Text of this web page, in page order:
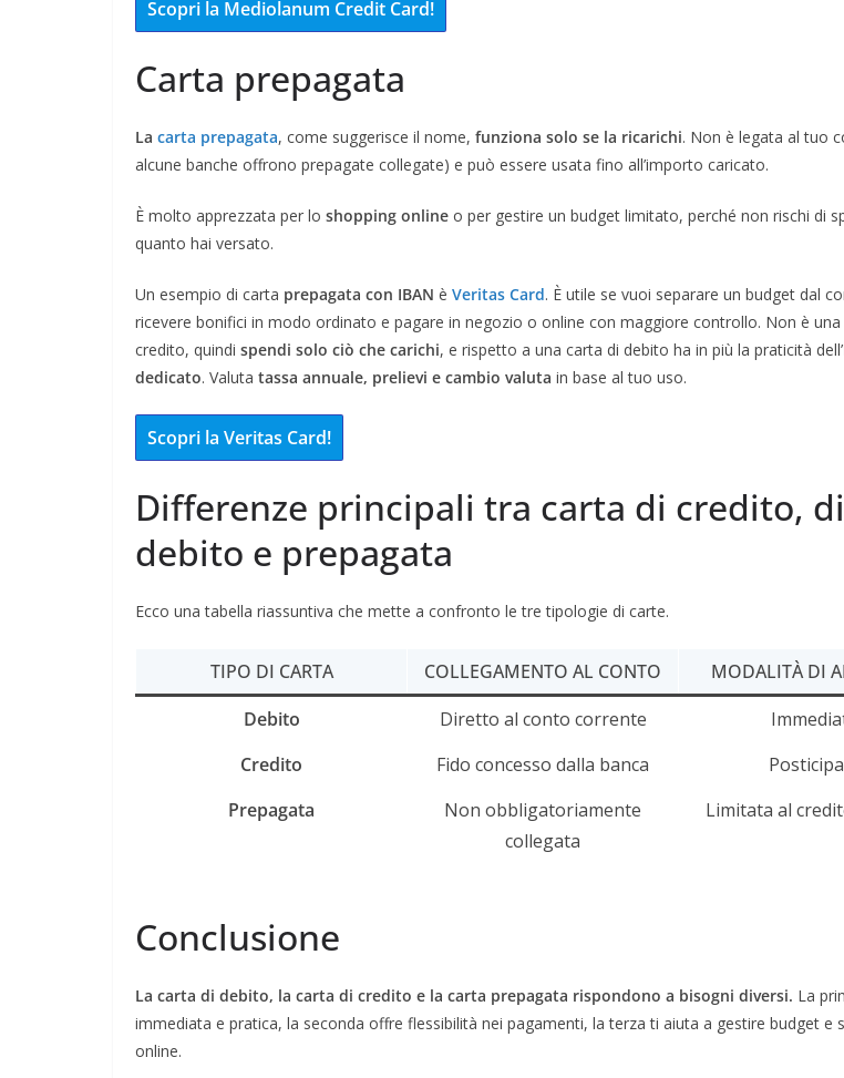
Scopri la Mediolanum Credit Card!
Carta prepagata
La carta prepagata, come suggerisce il nome, funziona solo se la ricarichi. Non è legata al tuo
alcune banche offrono prepagate collegate) e può essere usata fino all’importo caricato.
È molto apprezzata per lo shopping online o per gestire un budget limitato, perché non rischi di
quanto hai versato.
Un esempio di carta prepagata con IBAN è Veritas Card. È utile se vuoi separare un budget dal
ricevere bonifici in modo ordinato e pagare in negozio o online con maggiore controllo. Non è una
credito, quindi spendi solo ciò che carichi, e rispetto a una carta di debito ha in più la praticità dell’
dedicato. Valuta tassa annuale, prelievi e cambio valuta in base al tuo uso.
Scopri la Veritas Card!
Differenze principali tra carta di credito, di
debito e prepagata
Ecco una tabella riassuntiva che mette a confronto le tre tipologie di carte.
TIPO DI CARTA COLLEGAMENTO AL CONTO
MODALITÀ DI
Debito
Diretto al conto corrente
Credito
Fido concesso dalla banca
Prepagata
Non obbligatoriamente
collegata
Limitata al
Conclusione
La carta di debito, la carta di credito e la carta prepagata rispondono a bisogni diversi. La
immediata e pratica, la seconda offre flessibilità nei pagamenti, la terza ti aiuta a gestire budget e
online.